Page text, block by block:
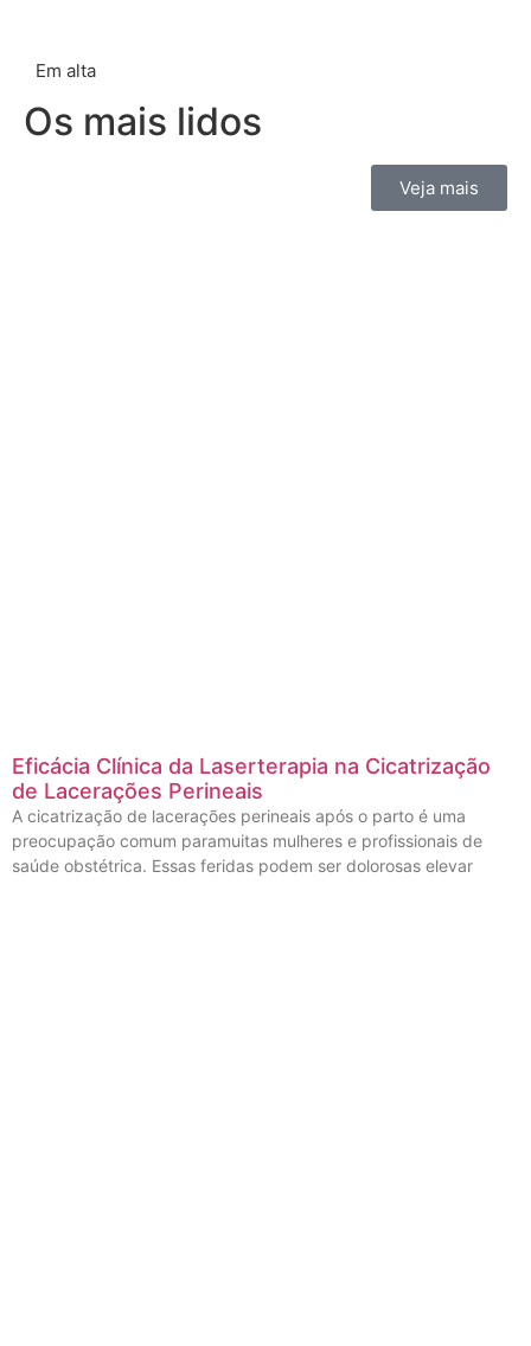
Em alta
Os mais lidos
Veja mais
Eficácia Clínica da Laserterapia na Cicatrização
de Lacerações Perineais
A cicatrização de lacerações perineais após o parto é uma
preocupação comum paramuitas mulheres e profissionais de
saúde obstétrica. Essas feridas podem ser dolorosas elevar